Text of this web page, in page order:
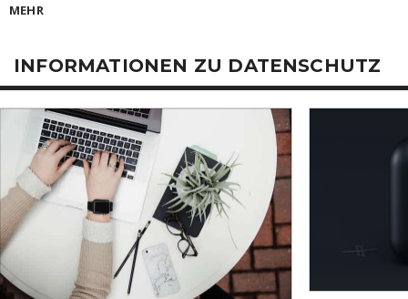
MEHR
INFORMATIONEN ZU DATENSCHUTZ